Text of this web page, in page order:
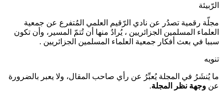
الرّبيئة
مجلّة رقمية تصدُر عن نادي الرّقيم العلمي المُتفرع عن جمعية
العلماء المسلمين الجزائريين ، يُرادُ منها أن تُتمّ المسير، وأن تكون
سببا في بعث أفكار جمعية العلماء المسلمين الجزائريين .
تنويه
ما يُنشَرُ في المجلة يُعبِّرُ عن رأي صاحب المقال، ولا يعبر بالضرورة
عن وجهة نظر المجلة.